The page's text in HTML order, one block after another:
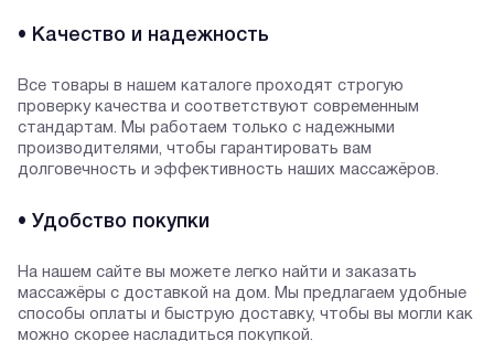
• Качество и надежность
Все товары в нашем каталоге проходят строгую
проверку качества и соответствуют современным
стандартам. Мы работаем только с надежными
производителями, чтобы гарантировать вам
долговечность и эффективность наших массажёров.
• Удобство покупки
На нашем сайте вы можете легко найти и заказать
массажёры с доставкой на дом. Мы предлагаем удобные
способы оплаты и быструю доставку, чтобы вы могли как
можно скорее насладиться покупкой.